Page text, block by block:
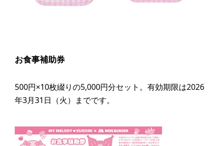
お食事補助券
500円×10枚綴りの5,000円分セット。有効期限は2026
年3月31日（火）までです。